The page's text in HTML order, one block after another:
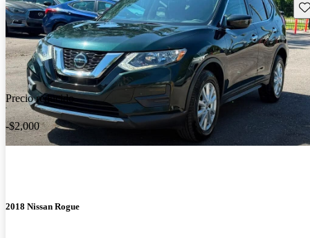
Precio reducido
-$2,000
2018 Nissan Rogue